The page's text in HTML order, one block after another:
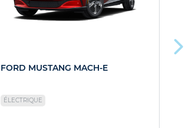
FORD MUSTANG MACH-E
ÉLECTRIQUE